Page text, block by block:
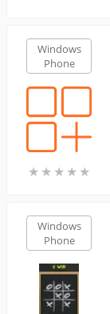
Windows
Phone
★ ★ ★ ★ ★
★ ★ ★ ★ ★
Windows
Phone